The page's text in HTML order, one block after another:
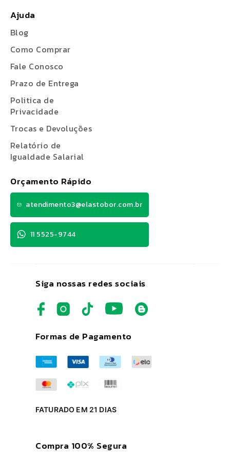
contudo, se atente a não usar um óculos
Face Shield: apoie a viseira na testa e passe o
elástico pela cabeça, ajuste o suficiente para
apertando demais.
Dica extra: lembre-se que o equipamento é de
uso individual e não deve ser compartilhado.
Agora que você já conhece nossa seção de
protetor facial, não deixe de conferir também o
completar seu kit de EPIs. Boas compras!
Siga nossas redes sociais
Formas de Pagamento
FATURADO EM 21 DIAS
Compra 100% Segura
Ajuda
Blog
Como Comprar
Fale Conosco
Prazo de Entrega
Politica de
Privacidade
Trocas e Devoluções
Relatório de
Igualdade Salarial
Orçamento Rápido
atendimento3@elastobor.com.br
11 5525-9744